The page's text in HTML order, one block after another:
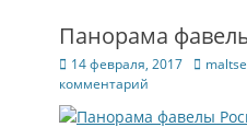
Панорама
Опубликовано
14 февраля, 2017 Автор
комментарий